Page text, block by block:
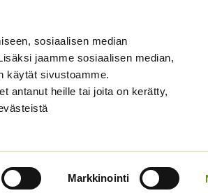
sosiaalisen median
jaamme sosiaalisen median,
käytät sivustoamme.
antanut heille tai joita on kerätty,
Markkinointi
Designed